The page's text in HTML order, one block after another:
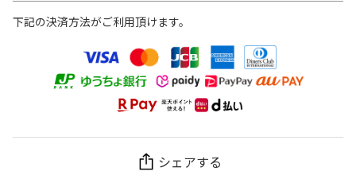
下記の決済方法がご利用頂けます。
シェアする